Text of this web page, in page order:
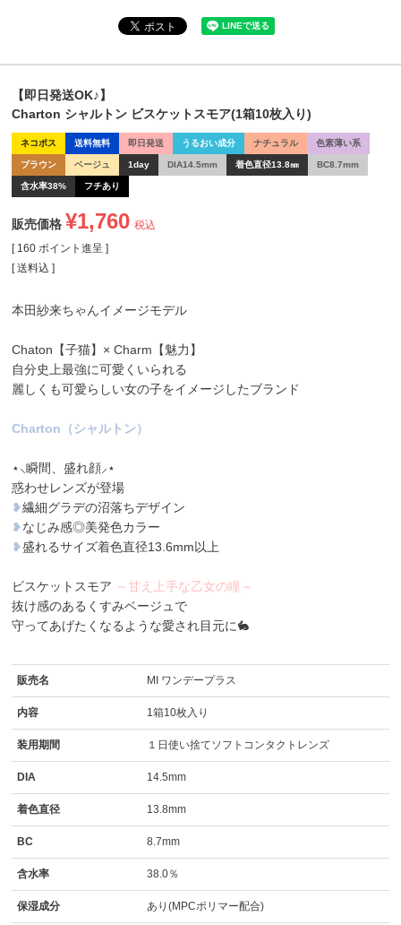
【即日発送OK♪】
Charton シャルトン ビスケットスモア(1箱10枚入り)
ネコポス 送料無料 即日発送 うるおい成分 ナチュラル 色素薄い系
ブラウン ベージュ 1day DIA14.5mm 着色直径13.8㎜ BC8.7mm
含水率38% フチあり
販売価格 ¥1,760 税込
[ 160 ポイント進呈 ]
送料込
本田紗来ちゃんイメージモデル
Chaton【子猫】× Charm【魅力】
自分史上最強に可愛くいられる
麗しくも可愛らしい女の子をイメージしたブランド
Charton（シャルトン）
⋆⸜瞬間、盛れ顔⸝⋆
惑わせレンズが登場
❥繊細グラデの沼落ちデザイン
❥なじみ感◎美発色カラー
❥盛れるサイズ着色直径13.6mm以上
ビスケットスモア ～甘え上手な乙女の瞳～
抜け感のあるくすみベージュで
守ってあげたくなるような愛され目元に🐇
販売名 MI ワンデープラス
内容 1箱10枚入り
装用期間 １日使い捨てソフトコンタクトレンズ
DIA 14.5mm
着色直径 13.8mm
BC 8.7mm
含水率 38.0％
保湿成分 あり(MPCポリマー配合)